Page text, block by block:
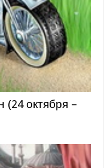
(24 октября –